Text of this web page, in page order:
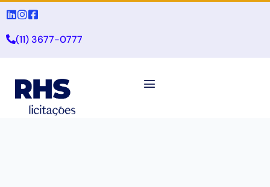
(11) 3677-0777